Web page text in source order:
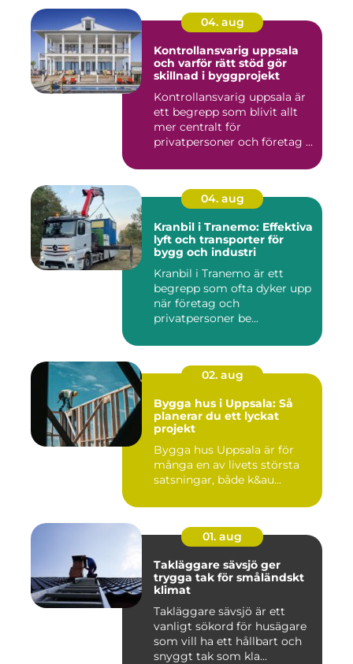
04. aug
Kontrollansvarig uppsala
och varför rätt stöd gör
skillnad i byggprojekt
Kontrollansvarig uppsala är
ett begrepp som blivit allt
mer centralt för
privatpersoner och företag ...
04. aug
Kranbil i Tranemo: Effektiva
lyft och transporter för
bygg och industri
Kranbil i Tranemo är ett
begrepp som ofta dyker upp
när företag och
privatpersoner be...
02. aug
Bygga hus i Uppsala: Så
planerar du ett lyckat
projekt
Bygga hus Uppsala är för
många en av livets största
satsningar, både k&au...
01. aug
Takläggare sävsjö ger
trygga tak för småländskt
klimat
Takläggare sävsjö är ett
vanligt sökord för husägare
som vill ha ett hållbart och
snyggt tak som kla...